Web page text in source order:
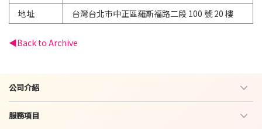
地址
台灣台北市中正區羅斯福路二段 100 號 20 樓
Back to Archive
公司介紹
服務項目